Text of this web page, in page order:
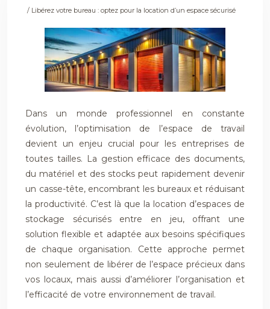
/ Libérez votre bureau : optez pour la location d’un espace sécurisé
Dans un monde professionnel en constante
évolution, l’optimisation de l’espace de travail
devient un enjeu crucial pour les entreprises de
toutes tailles. La gestion efficace des documents,
du matériel et des stocks peut rapidement devenir
un casse-tête, encombrant les bureaux et réduisant
la productivité. C’est là que la location d’espaces de
stockage sécurisés entre en jeu, offrant une
solution flexible et adaptée aux besoins spécifiques
de chaque organisation. Cette approche permet
non seulement de libérer de l’espace précieux dans
vos locaux, mais aussi d’améliorer l’organisation et
l’efficacité de votre environnement de travail.